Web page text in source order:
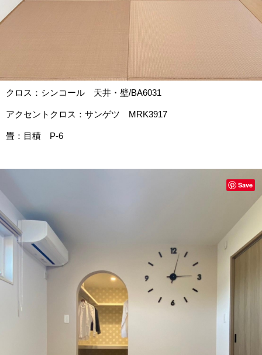
クロス：シンコール 天井・壁/BA6031
アクセントクロス：サンゲツ MRK3917
畳：目積 P-6
Save